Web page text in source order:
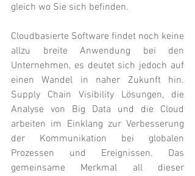
gleich wo Sie sich befinden.
Cloudbasierte Software findet noch keine
allzu breite Anwendung bei den
Unternehmen, es deutet sich jedoch auf
einen Wandel in naher Zukunft hin.
Supply Chain Visibility Lösungen, die
Analyse von Big Data und die Cloud
arbeiten im Einklang zur Verbesserung
der Kommunikation bei globalen
Prozessen und Ereignissen. Das
gemeinsame Merkmal all dieser